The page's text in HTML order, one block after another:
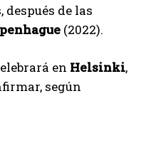
de las
(2022).
en Helsinki,
según